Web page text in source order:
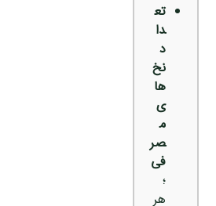
تع
دا
د
نخ‌
ها
ی
م
صر
فی
؛
هر